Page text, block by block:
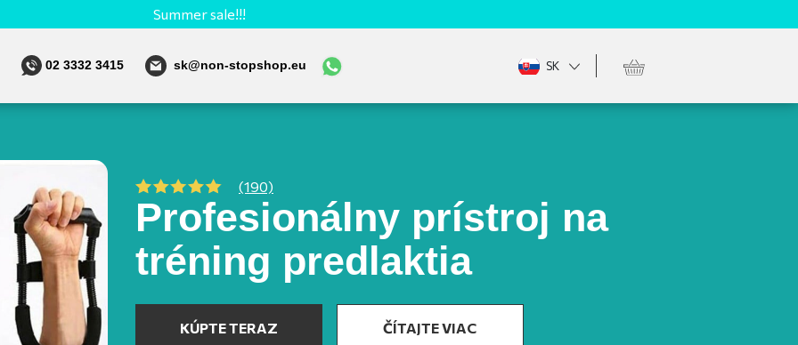
Summer sale!!!
02 3332 3415 sk@non-stopshop.eu SK
(190)
Profesionálny prístroj na
tréning predlaktia
KÚPTE TERAZ ČÍTAJTE VIAC